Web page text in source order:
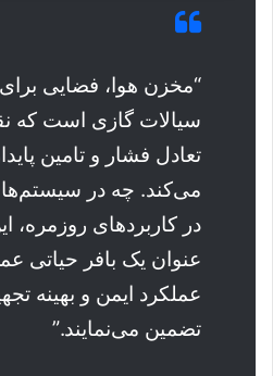
“مخزن هوا، فضایی
سیالات گازی است که
تعادل فشار و تامین
می‌کند. چه در
در کاربردهای روزمره،
عنوان یک بافر حیاتی
عملکرد ایمن و بهینه
تضمین می‌نمایند.”